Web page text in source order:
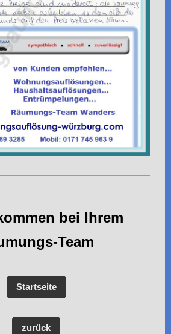
bei Ihrem
Team
Startseite
zurück